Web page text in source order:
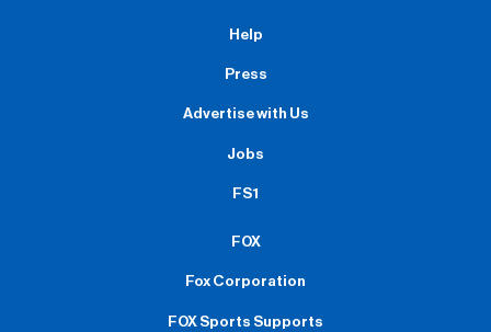
Help
Press
Advertise with Us
Jobs
FS1
FOX
Fox Corporation
FOX Sports Supports